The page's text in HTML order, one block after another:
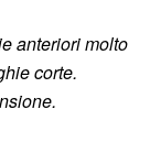
anteriori molto
corte.